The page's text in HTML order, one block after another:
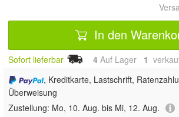
In den
Sofort lieferbar 4 Auf Lager 1
, Kreditkarte, Lastschrift,
Überweisung
Zustellung: Mo, 10. Aug. bis Mi, 12. Aug.